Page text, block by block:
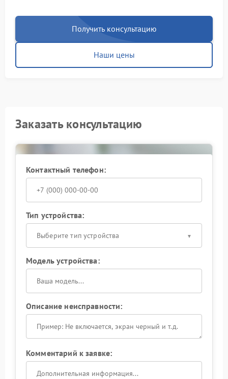
Получить консультацию
Наши цены
Заказать консультацию
Контактный телефон:
Тип устройства:
Выберите тип устройства
Модель устройства:
Описание неисправности:
Комментарий к заявке: